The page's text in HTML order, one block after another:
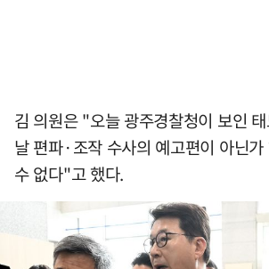
김 의원은 "오늘 광주경찰청이 보인
날 편파·조작 수사의 예고편이 아닌
수 없다"고 했다.